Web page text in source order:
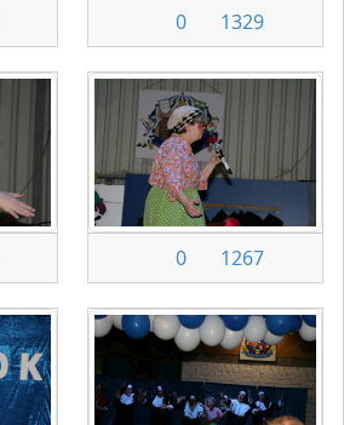
0 1329
0 1267